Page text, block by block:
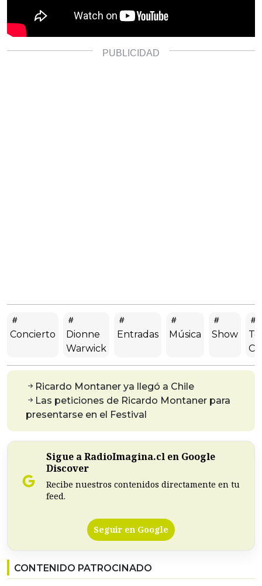
Concierto
Dionne
Warwick
Entradas Música Show
Ricardo Montaner ya llegó a Chile
Las peticiones de Ricardo Montaner para
presentarse en el Festival
Sigue a RadioImagina.cl en Google
Discover
Recibe nuestros contenidos directamente en tu
feed.
Seguir en Google
CONTENIDO PATROCINADO